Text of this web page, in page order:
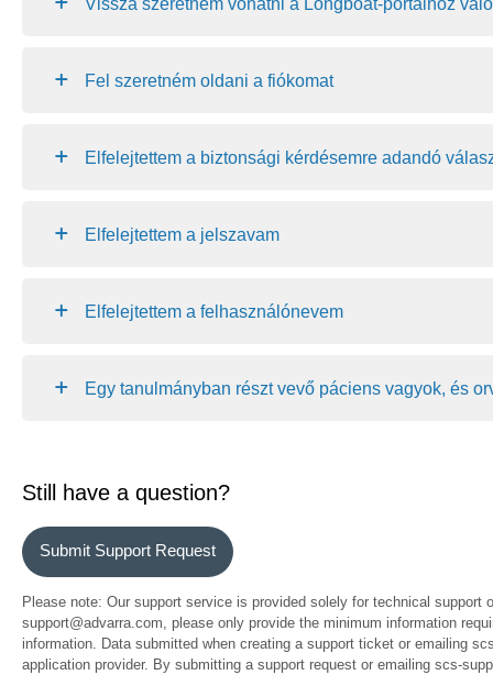
Vissza szeretném vonatni a Longboat-portálhoz
Fel szeretném oldani a fiókomat
Elfelejtettem a biztonsági kérdésemre adandó
Elfelejtettem a jelszavam
Elfelejtettem a felhasználónevem
Egy tanulmányban részt vevő páciens vagyok, és
Still have a question?
Submit Support Request
Please note: Our support service is provided solely for technical
support@advarra.com, please only provide the minimum information
information. Data submitted when creating a support ticket or emailing
application provider. By submitting a support request or emailing scs-